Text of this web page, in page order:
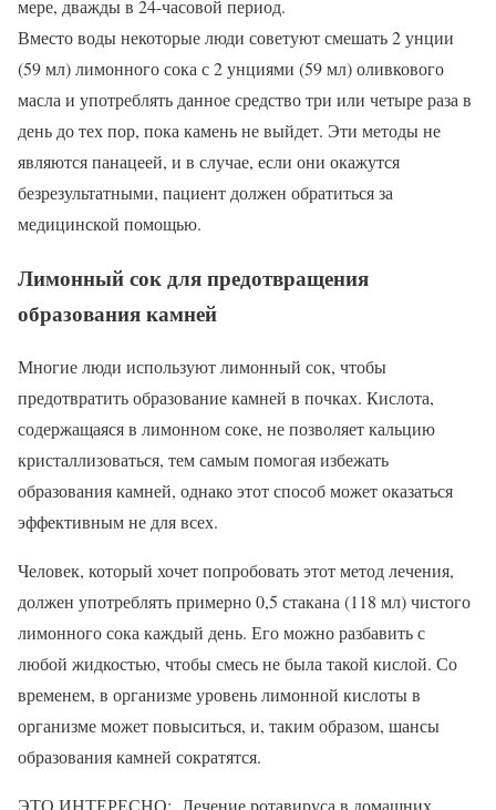
мере, дважды в 24-часовой период.
Вместо воды некоторые люди советуют смешать 2 унции
(59 мл) лимонного сока с 2 унциями (59 мл) оливкового
масла и употреблять данное средство три или четыре раза в
день до тех пор, пока камень не выйдет. Эти методы не
являются панацеей, и в случае, если они окажутся
безрезультатными, пациент должен обратиться за
медицинской помощью.
Лимонный сок для предотвращения
образования камней
Многие люди используют лимонный сок, чтобы
предотвратить образование камней в почках. Кислота,
содержащаяся в лимонном соке, не позволяет кальцию
кристаллизоваться, тем самым помогая избежать
образования камней, однако этот способ может оказаться
эффективным не для всех.
Человек, который хочет попробовать этот метод лечения,
должен употреблять примерно 0,5 стакана (118 мл) чистого
лимонного сока каждый день. Его можно разбавить с
любой жидкостью, чтобы смесь не была такой кислой. Со
временем, в организме уровень лимонной кислоты в
организме может повыситься, и, таким образом, шансы
образования камней сократятся.